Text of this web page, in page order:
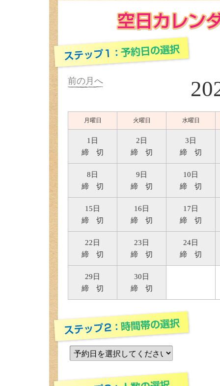
前の月へ
月曜日 火曜日 水曜日
1日
締 切
2日
締 切
3日
締 切
8日
締 切
9日
締 切
10日
締 切
15日
締 切
16日
締 切
17日
締 切
22日
締 切
23日
締 切
24日
締 切
29日
締 切
30日
締 切